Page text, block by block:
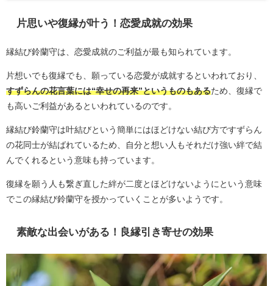
片思いや復縁が叶う！恋愛成就の効果
縁結び鈴蘭守は、恋愛成就のご利益が最も知られています。
片想いでも復縁でも、願っている恋愛が成就するといわれており、
すずらんの花言葉には“幸せの再来”というものもあるため、復縁で
も高いご利益があるといわれているのです。
縁結び鈴蘭守は叶結びという簡単にはほどけない結び方ですずらん
の花同士が結ばれているため、自分と想い人もそれだけ強い絆で結
んでくれるという意味も持っています。
復縁を願う人も繋ぎ直した絆が二度とほどけないようにという意味
でこの縁結び鈴蘭守を授かっていくことが多いようです。
素敵な出会いがある！良縁引き寄せの効果